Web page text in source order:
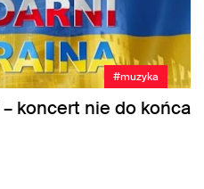
#muzyka
– koncert nie do końca